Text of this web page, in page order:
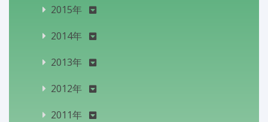
2015年
2014年
2013年
2012年
2011年